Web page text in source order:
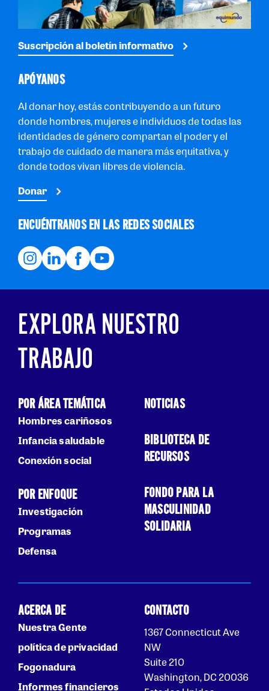
Suscripción al boletín informativo
APÓYANOS
Al donar hoy, estás contribuyendo a un futuro
donde hombres, mujeres e individuos de todas las
identidades de género compartan el poder y el
trabajo de cuidado de manera más equitativa, y
donde todos vivan libres de violencia.
Donar
ENCUÉNTRANOS EN LAS REDES SOCIALES
EXPLORA NUESTRO
TRABAJO
POR ÁREA TEMÁTICA
Hombres cariñosos
Infancia saludable
Conexión social
POR ENFOQUE
Investigación
Programas
Defensa
NOTICIAS
BIBLIOTECA DE
RECURSOS
FONDO PARA LA
MASCULINIDAD
SOLIDARIA
ACERCA DE
Nuestra Gente
política de privacidad
Fogonadura
Informes financieros
CONTACTO
1367 Connecticut Ave
NW
Suite 210
Washington, DC 20036